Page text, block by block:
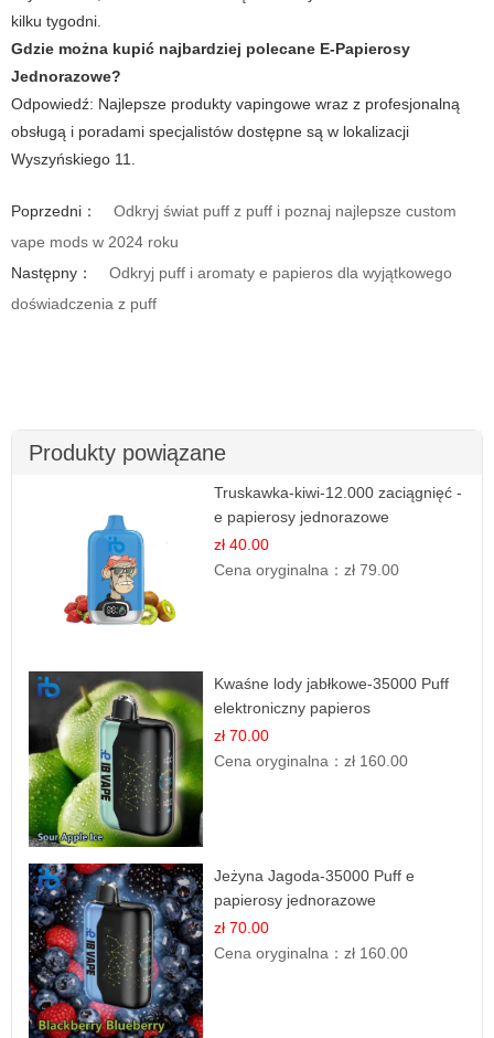
kilku tygodni.
Gdzie można kupić najbardziej polecane E-Papierosy
Jednorazowe?
Odpowiedź: Najlepsze produkty vapingowe wraz z profesjonalną
obsługą i poradami specjalistów dostępne są w lokalizacji
Wyszyńskiego 11.
Poprzedni：
Odkryj świat puff z puff i poznaj najlepsze custom
vape mods w 2024 roku
Następny：
Odkryj puff i aromaty e papieros dla wyjątkowego
doświadczenia z puff
Produkty powiązane
Truskawka-kiwi-12.000 zaciągnięć -
e papierosy jednorazowe
zł 40.00
Cena oryginalna：zł 79.00
Kwaśne lody jabłkowe-35000 Puff
elektroniczny papieros
zł 70.00
Cena oryginalna：zł 160.00
Jeżyna Jagoda-35000 Puff e
papierosy jednorazowe
zł 70.00
Cena oryginalna：zł 160.00